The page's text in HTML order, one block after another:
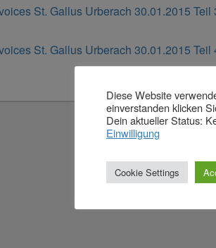
St. Gallus Urberach 30.01.2015 Teil
St. Gallus Urberach 30.01.2015 Teil
Diese Website
einverstanden klicken
Dein aktueller Status:
Einwilligung
Cookie Settings